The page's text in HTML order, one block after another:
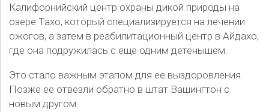
Калифорнийский центр охраны дикой природы на
озере Тахо, который специализируется на лечении
ожогов, а затем в реабилитационный центр в Айдахо,
где она подружилась с еще одним детенышем.
Это стало важным этапом для ее выздоровления.
Позже ее отвезли обратно в штат Вашингтон с
новым другом.